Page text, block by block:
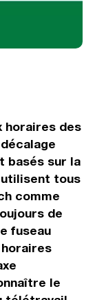
horaires des
basés sur la
utilisent tous
comme
de
fuseau
le